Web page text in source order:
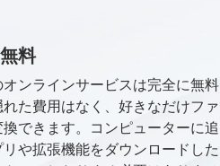
料
ンラインサービスは完全に無料
た費用はなく、好きなだけファ
できます。コンピューターに追
や拡張機能をダウンロードした